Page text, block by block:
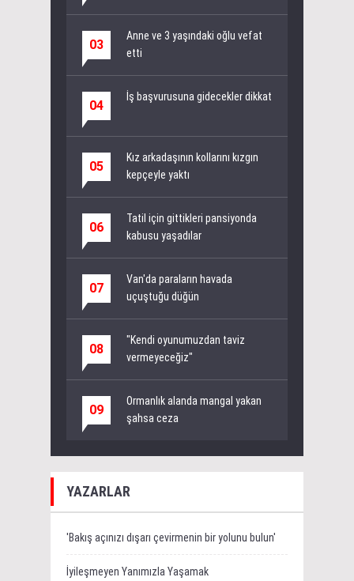
03
Anne ve 3 yaşındaki oğlu vefat
etti
04
İş başvurusuna gidecekler dikkat
05
Kız arkadaşının kollarını kızgın
kepçeyle yaktı
06
Tatil için gittikleri pansiyonda
kabusu yaşadılar
07
Van'da paraların havada
uçuştuğu düğün
08
"Kendi oyunumuzdan taviz
vermeyeceğiz"
09
Ormanlık alanda mangal yakan
şahsa ceza
YAZARLAR
'Bakış açınızı dışarı çevirmenin bir yolunu bulun'
İyileşmeyen Yanımızla Yaşamak